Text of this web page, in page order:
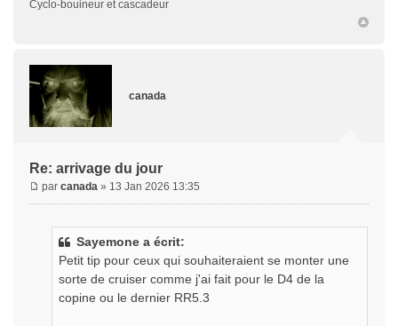
Cyclo-bouineur et cascadeur
canada
Re: arrivage du jour
par canada » 13 Jan 2026 13:35
Sayemone a écrit:
Petit tip pour ceux qui souhaiteraient se monter une
sorte de cruiser comme j'ai fait pour le D4 de la
copine ou le dernier RR5.3